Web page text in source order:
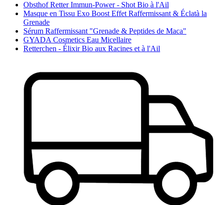
Obsthof Retter Immun-Power - Shot Bio à l'Ail
Masque en Tissu Exo Boost Effet Raffermissant & Éclatà la
Grenade
Sérum Raffermissant "Grenade & Peptides de Maca"
GYADA Cosmetics Eau Micellaire
Retterchen - Élixir Bio aux Racines et à l'Ail